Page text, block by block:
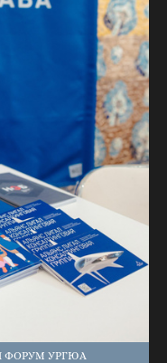
ФОРУМ УРГЮА